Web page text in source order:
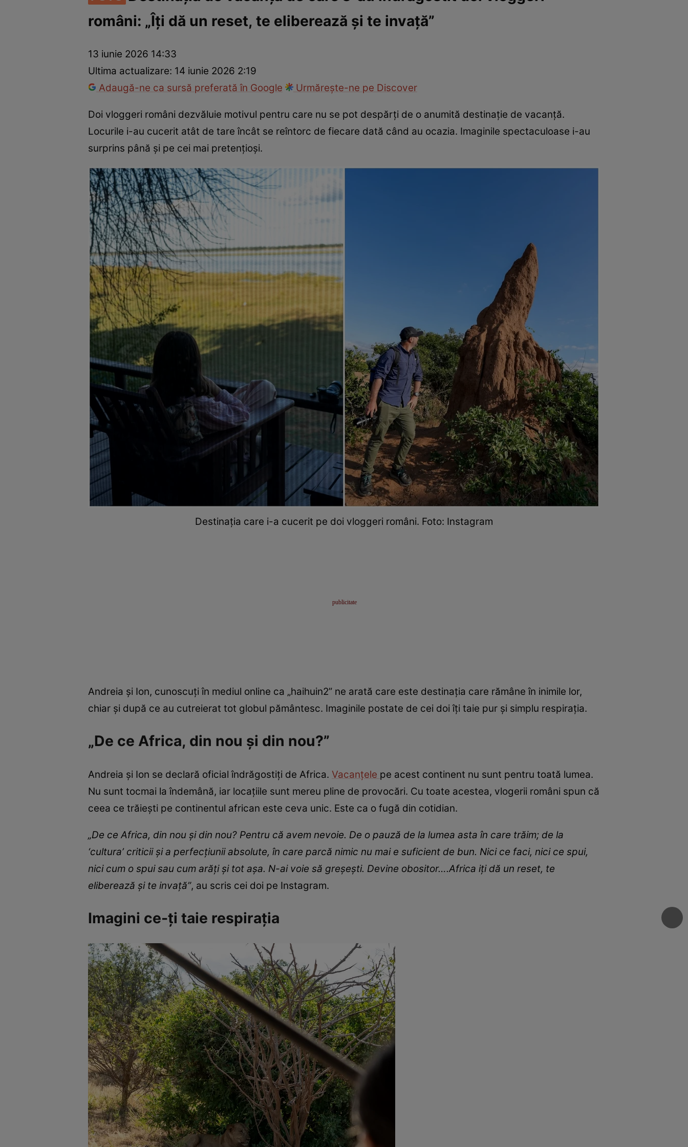
Internațional Fapt divers TehnologieNațional Sport
români: „Îți dă un reset, te eliberează și te invață”
13 iunie 2026 14:33
Ultima actualizare: 14 iunie 2026 2:19
Adaugă-ne ca sursă preferată în Google
Urmărește-ne pe Discover
Doi vloggeri români dezvăluie motivul pentru care nu se pot despărți de o anumită destinație de vacanță.
Locurile i-au cucerit atât de tare încât se reîntorc de fiecare dată când au ocazia. Imaginile spectaculoase i-au
surprins până și pe cei mai pretențioși.
Destinația care i-a cucerit pe doi vloggeri români. Foto: Instagram
Andreia și Ion, cunoscuți în mediul online ca „haihuin2” ne arată care este destinația care rămâne în inimile lor,
chiar și după ce au cutreierat tot globul pământesc. Imaginile postate de cei doi îți taie pur și simplu respirația.
„De ce Africa, din nou și din nou?”
Andreia și Ion se declară oficial îndrăgostiți de Africa. Vacanțele pe acest continent nu sunt pentru toată lumea.
Nu sunt tocmai la îndemână, iar locațiile sunt mereu pline de provocări. Cu toate acestea, vlogerii români spun că
ceea ce trăiești pe continentul african este ceva unic. Este ca o fugă din cotidian.
„De ce Africa, din nou și din nou? Pentru că avem nevoie. De o pauză de la lumea asta în care trăim; de la
‘cultura’ criticii și a perfecțiunii absolute, în care parcă nimic nu mai e suficient de bun. Nici ce faci, nici ce spui,
nici cum o spui sau cum arăți și tot așa. N-ai voie să greșești. Devine obositor….Africa iți dă un reset, te
eliberează și te invață”, au scris cei doi pe Instagram.
Imagini ce-ți taie respirația